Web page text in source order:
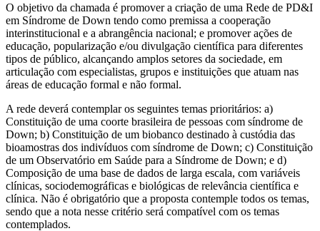
O objetivo da chamada é promover a criação de uma Rede de PD&I
em Síndrome de Down tendo como premissa a cooperação
interinstitucional e a abrangência nacional; e promover ações de
educação, popularização e/ou divulgação científica para diferentes
tipos de público, alcançando amplos setores da sociedade, em
articulação com especialistas, grupos e instituições que atuam nas
áreas de educação formal e não formal.
A rede deverá contemplar os seguintes temas prioritários: a)
Constituição de uma coorte brasileira de pessoas com síndrome de
Down; b) Constituição de um biobanco destinado à custódia das
bioamostras dos indivíduos com síndrome de Down; c) Constituição
de um Observatório em Saúde para a Síndrome de Down; e d)
Composição de uma base de dados de larga escala, com variáveis
clínicas, sociodemográficas e biológicas de relevância científica e
clínica. Não é obrigatório que a proposta contemple todos os temas,
sendo que a nota nesse critério será compatível com os temas
contemplados.